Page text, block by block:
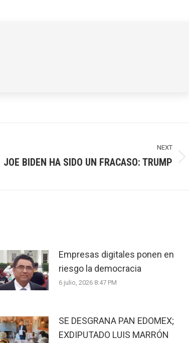
NEXT
Next
JOE BIDEN HA SIDO UN FRACASO: TRUMP
Empresas digitales ponen en
riesgo la democracia
6 julio, 2026 8:47 PM
SE DESGRANA PAN EDOMEX;
EXDIPUTADO LUIS MARRÓN